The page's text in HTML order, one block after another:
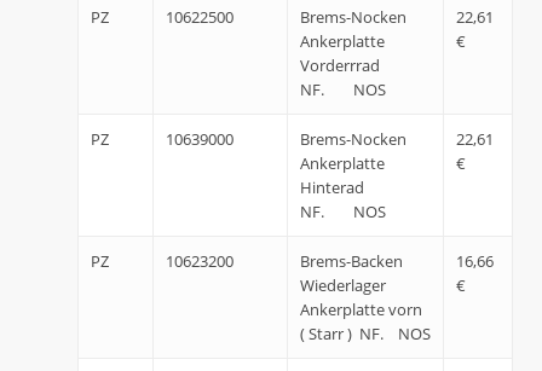
PZ 10622500
Brems-Nocken
Ankerplatte
Vorderrrad
NF. NOS
22,61
€
PZ 10639000
Brems-Nocken
Ankerplatte
Hinterad
NF. NOS
22,61
€
PZ 10623200
Brems-Backen
Wiederlager
Ankerplatte vorn
( Starr ) NF. NOS
16,66
€